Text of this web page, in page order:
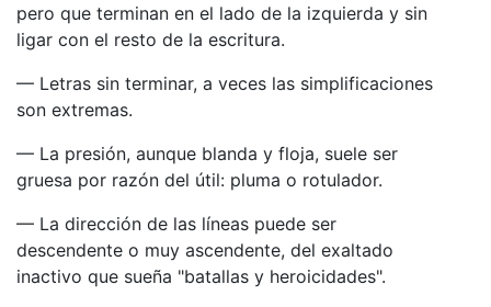
pero que terminan en el lado de la izquierda y sin
ligar con el resto de la escritura.
— Letras sin terminar, a veces las simplificaciones
son extremas.
— La presión, aunque blanda y floja, suele ser
gruesa por razón del útil: pluma o rotulador.
— La dirección de las líneas puede ser
descendente o muy ascendente, del exaltado
inactivo que sueña "batallas y heroicidades".